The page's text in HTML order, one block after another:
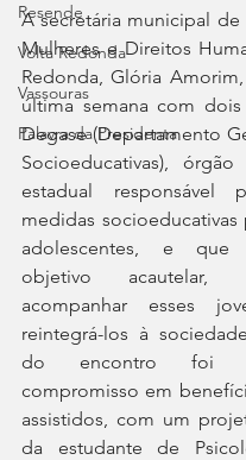
Resende
Volta Redonda
Vassouras
Palavra da Presidenta
A secretária municipal de
Mulheres e Direitos
Redonda, Glória
última semana com
Degase (Departamento
Socioeducativas),
estadual responsável
medidas socioeducativas
adolescentes, e
objetivo acautelar,
acompanhar esses
reintegrá-los à
do encontro foi
compromisso em
assistidos, com um
da estudante de